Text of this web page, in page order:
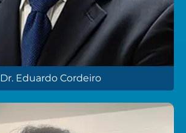
Dr. Eduardo Cordeiro